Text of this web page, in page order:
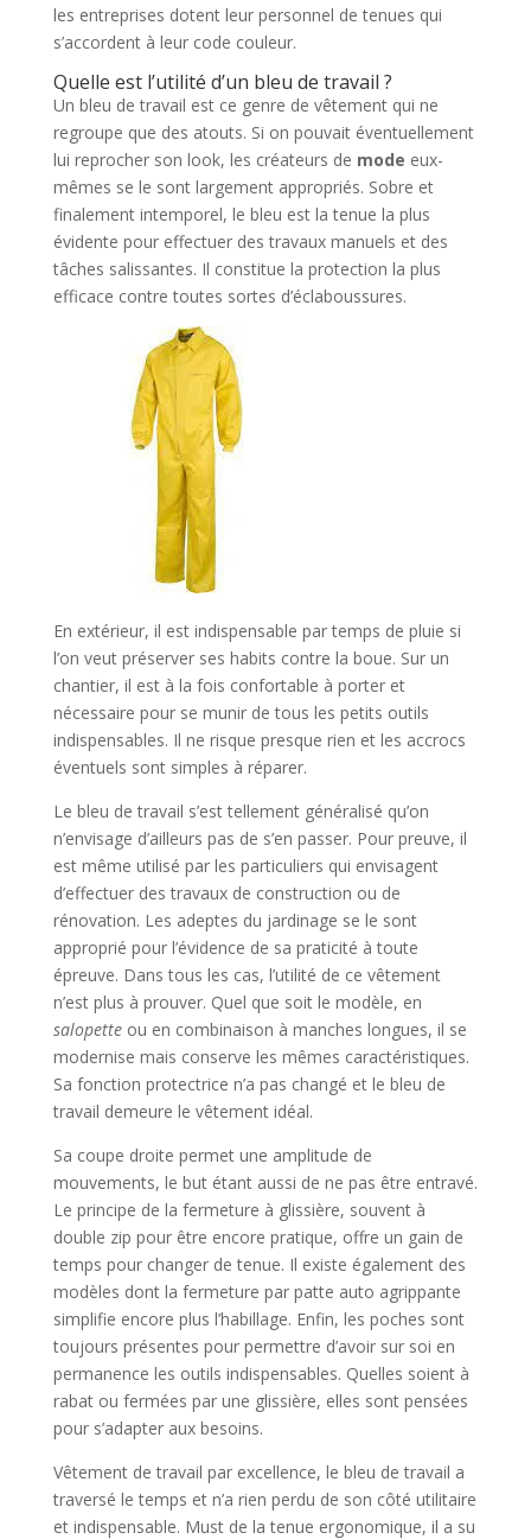
les entreprises dotent leur personnel de tenues qui
s’accordent à leur code couleur.
Quelle est l’utilité d’un bleu de travail ?
Un bleu de travail est ce genre de vêtement qui ne
regroupe que des atouts. Si on pouvait éventuellement
lui reprocher son look, les créateurs de mode eux-
mêmes se le sont largement appropriés. Sobre et
finalement intemporel, le bleu est la tenue la plus
évidente pour effectuer des travaux manuels et des
tâches salissantes. Il constitue la protection la plus
efficace contre toutes sortes d’éclaboussures.
En extérieur, il est indispensable par temps de pluie si
l’on veut préserver ses habits contre la boue. Sur un
chantier, il est à la fois confortable à porter et
nécessaire pour se munir de tous les petits outils
indispensables. Il ne risque presque rien et les accrocs
éventuels sont simples à réparer.
Le bleu de travail s’est tellement généralisé qu’on
n’envisage d’ailleurs pas de s’en passer. Pour preuve, il
est même utilisé par les particuliers qui envisagent
d’effectuer des travaux de construction ou de
rénovation. Les adeptes du jardinage se le sont
approprié pour l’évidence de sa praticité à toute
épreuve. Dans tous les cas, l’utilité de ce vêtement
n’est plus à prouver. Quel que soit le modèle, en
salopetteou en combinaison à manches longues, il se
modernise mais conserve les mêmes caractéristiques.
Sa fonction protectrice n’a pas changé et le bleu de
travail demeure le vêtement idéal.
Sa coupe droite permet une amplitude de
mouvements, le but étant aussi de ne pas être entravé.
Le principe de la fermeture à glissière, souvent à
double zip pour être encore pratique, offre un gain de
temps pour changer de tenue. Il existe également des
modèles dont la fermeture par patte auto agrippante
simplifie encore plus l’habillage. Enfin, les poches sont
toujours présentes pour permettre d’avoir sur soi en
permanence les outils indispensables. Quelles soient à
rabat ou fermées par une glissière, elles sont pensées
pour s’adapter aux besoins.
Vêtement de travail par excellence, le bleu de travail a
traversé le temps et n’a rien perdu de son côté utilitaire
et indispensable. Must de la tenue ergonomique, il a su